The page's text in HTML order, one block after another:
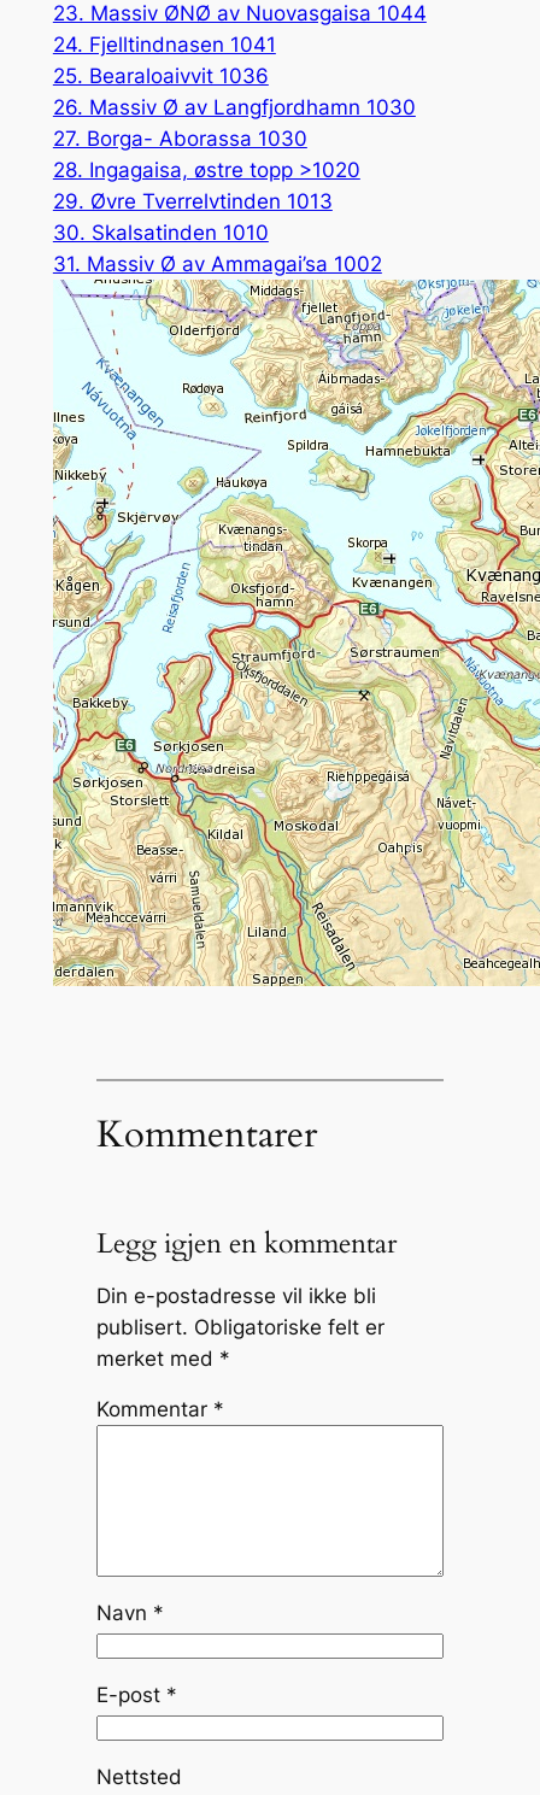
23. Massiv ØNØ av Nuovasgaisa 1044
24. Fjelltindnasen 1041
25. Bearaloaivvit 1036
26. Massiv Ø av Langfjordhamn 1030
27. Borga- Aborassa 1030
28. Ingagaisa, østre topp >1020
29. Øvre Tverrelvtinden 1013
30. Skalsatinden 1010
31. Massiv Ø av Ammagai’sa 1002
Kommentarer
Legg igjen en kommentar
Din e-postadresse vil ikke bli
publisert. Obligatoriske felt er
merket med *
Kommentar *
Navn *
E-post *
Nettsted